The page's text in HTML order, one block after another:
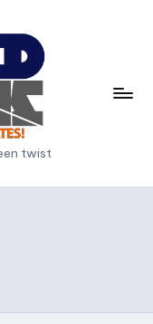
twist